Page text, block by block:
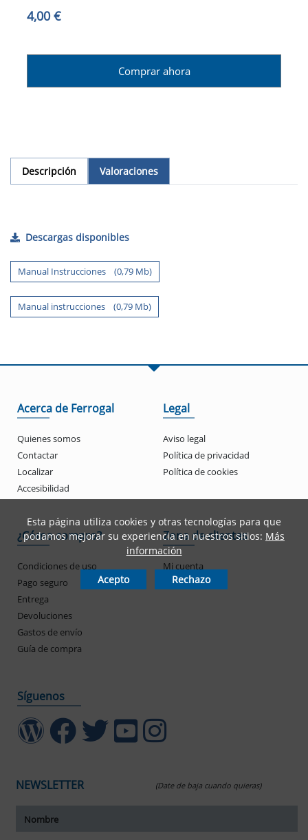
4,00 €
Comprar ahora
Descripción Valoraciones
Descargas disponibles
Manual Instrucciones (0,79 Mb)
Manual instrucciones (0,79 Mb)
Acerca de Ferrogal
Quienes somos
Contactar
Localizar
Accesibilidad
Legal
Aviso legal
Política de privacidad
Política de cookies
¿Cómo compro?
Condiciones de uso
Pago seguro
Entrega
Devoluciones
Gastos de envío
Guía de compra
Zona de clientes
Mi cuenta
Mis pedidos
Síguenos
NEWSLETTER (Date de baja cuando quieras)
Esta página utiliza cookies y otras tecnologías para que
podamos mejorar su experiencia en nuestros sitios: Más
información
Acepto Rechazo
tamaño del texto